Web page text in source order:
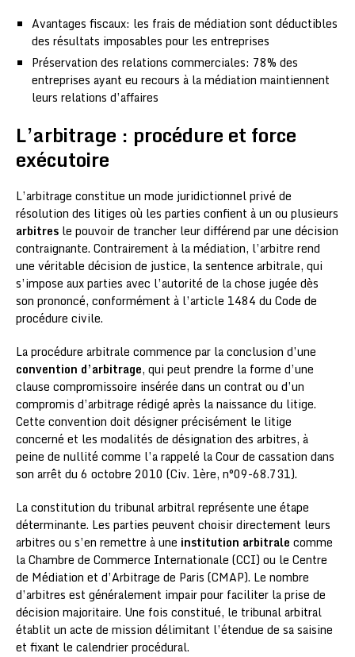
Avantages fiscaux: les frais de médiation sont déductibles
des résultats imposables pour les entreprises
Préservation des relations commerciales: 78% des
entreprises ayant eu recours à la médiation maintiennent
leurs relations d’affaires
L’arbitrage : procédure et force
exécutoire
L’arbitrage constitue un mode juridictionnel privé de
résolution des litiges où les parties confient à un ou plusieurs
arbitres le pouvoir de trancher leur différend par une décision
contraignante. Contrairement à la médiation, l’arbitre rend
une véritable décision de justice, la sentence arbitrale, qui
s’impose aux parties avec l’autorité de la chose jugée dès
son prononcé, conformément à l’article 1484 du Code de
procédure civile.
La procédure arbitrale commence par la conclusion d’une
convention d’arbitrage, qui peut prendre la forme d’une
clause compromissoire insérée dans un contrat ou d’un
compromis d’arbitrage rédigé après la naissance du litige.
Cette convention doit désigner précisément le litige
concerné et les modalités de désignation des arbitres, à
peine de nullité comme l’a rappelé la Cour de cassation dans
son arrêt du 6 octobre 2010 (Civ. 1ère, n°09-68.731).
La constitution du tribunal arbitral représente une étape
déterminante. Les parties peuvent choisir directement leurs
arbitres ou s’en remettre à une institution arbitrale comme
la Chambre de Commerce Internationale (CCI) ou le Centre
de Médiation et d’Arbitrage de Paris (CMAP). Le nombre
d’arbitres est généralement impair pour faciliter la prise de
décision majoritaire. Une fois constitué, le tribunal arbitral
établit un acte de mission délimitant l’étendue de sa saisine
et fixant le calendrier procédural.